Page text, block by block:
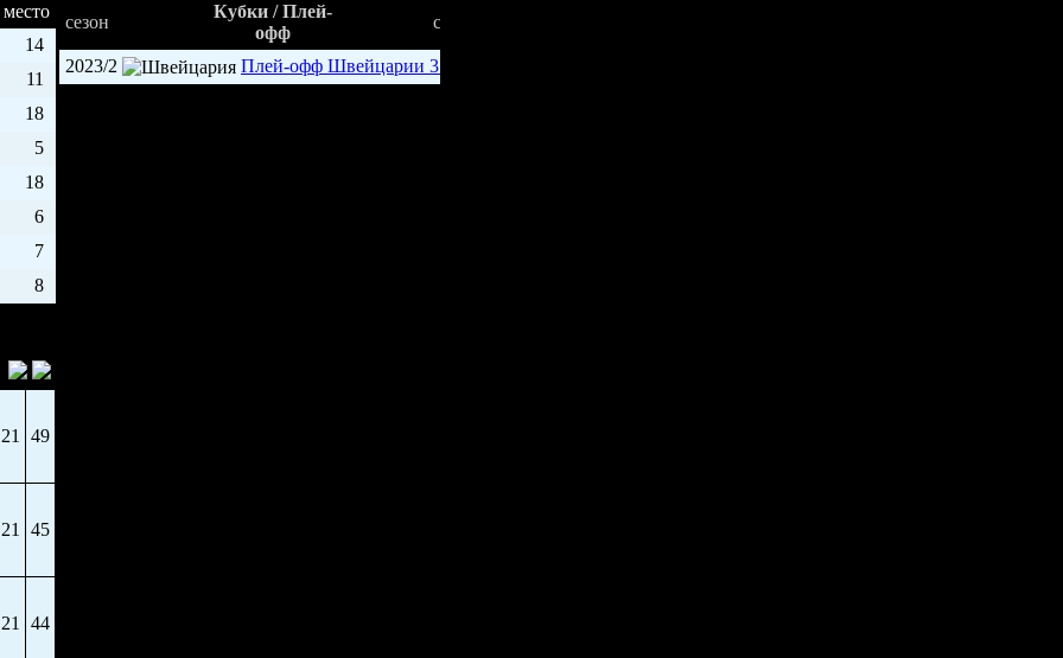
место
14
11
18
5
18
6
7
8
сезон
Кубки / Плей-
офф
стадия
2023/2 Плей-офф Швейцарии 3 (ЛХ
21 49
21 45
21 44